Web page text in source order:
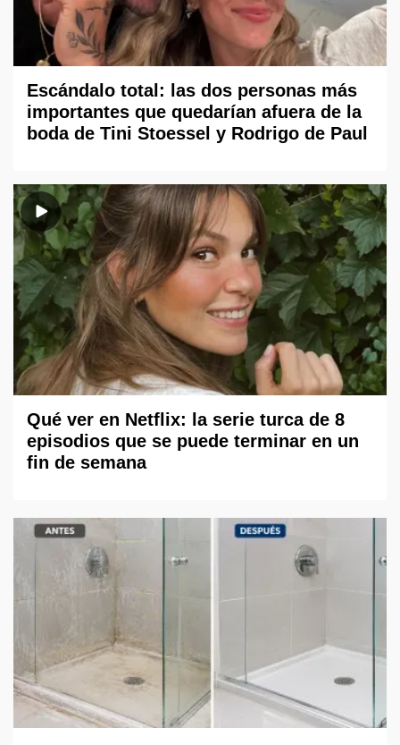
Escándalo total: las dos personas más
importantes que quedarían afuera de la
boda de Tini Stoessel y Rodrigo de Paul
Qué ver en Netflix: la serie turca de 8
episodios que se puede terminar en un
fin de semana